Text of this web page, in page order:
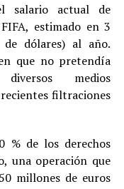
salario actual de
estimado en 3
dólares) al año.
que no pretendía
diversos medios
filtraciones
% de los derechos
una operación que
millones de euros